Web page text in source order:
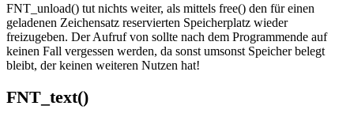
FNT_unload() tut nichts weiter, als mittels free() den für einen
geladenen Zeichensatz reservierten Speicherplatz wieder
freizugeben. Der Aufruf von sollte nach dem Programmende auf
keinen Fall vergessen werden, da sonst umsonst Speicher belegt
bleibt, der keinen weiteren Nutzen hat!
FNT_text()